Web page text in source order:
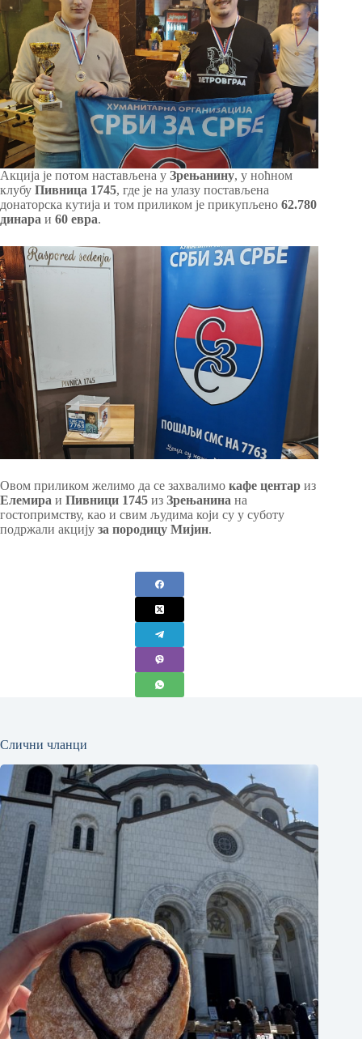
Акција је потом настављена у Зрењанину, у ноћном
клубу Пивница 1745, где је на улазу постављена
донаторска кутија и том приликом је прикупљено 62.780
динара и 60 евра.
Овом приликом желимо да се захвалимо кафе центар из
Елемира и Пивници 1745 из Зрењанина на
гостопримству, као и свим људима који су у суботу
подржали акцију за породицу Мијин.
Слични чланци